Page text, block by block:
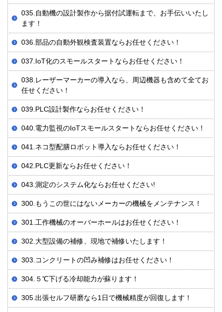
035.自動機の設計製作から据付試運転まで、お手伝いいたし
ます！
036.部品の自動外観検査装置ならお任せください！
037.IoT化のスモールスタートならお任せください！
038.レーザーマーカーの導入なら、周辺機器も含めて全てお
任せください！
039.PLC設計製作ならお任せください！
040.電力監視のIoTスモールスタートならお任せください！
041.ネコ型配膳ロボット導入ならお任せください！
042.PLC更新ならお任せください！
043.測定のシステム化ならお任せください!
300.もうこの世にはないメーカーの機械をメンテナンス！
301.工作機械のオーバーホールはお任せください！
302.大型設備の補修、現地で補修いたします！
303.コンクリートの凹み補修はお任せください！
304.５℃下げる冷却能力が蘇ります！
305.出張セルフ研磨なら1日で機械精度が回復します！